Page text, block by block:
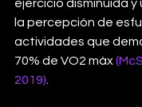
ejercicio disminuida y
la percepción de
actividades que
70% de VO2 máx
2019).